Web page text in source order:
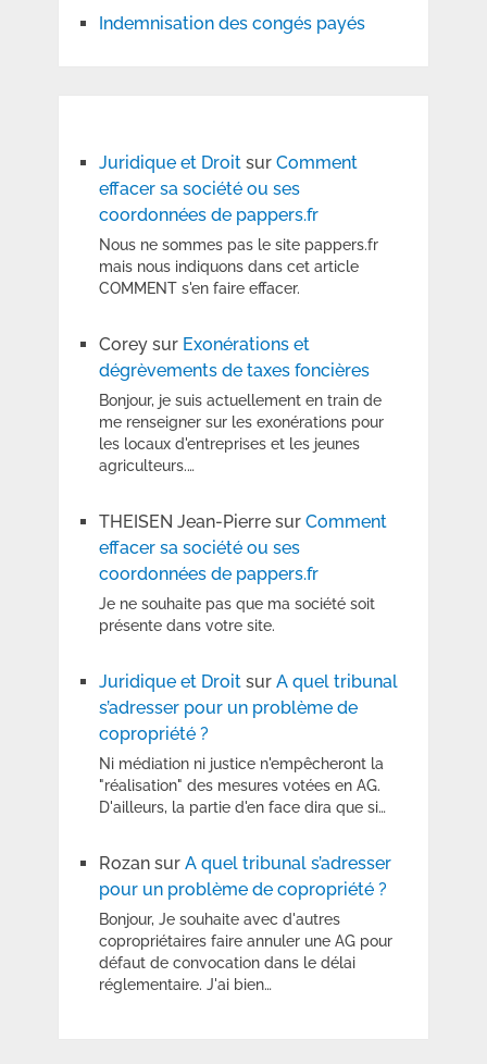
Indemnisation des congés payés
Juridique et Droitsur Comment
effacer sa société ou ses
coordonnées de pappers.fr
Nous ne sommes pas le site pappers.fr
mais nous indiquons dans cet article
COMMENT s'en faire effacer.
Coreysur Exonérations et
dégrèvements de taxes foncières
Bonjour, je suis actuellement en train de
me renseigner sur les exonérations pour
les locaux d'entreprises et les jeunes
agriculteurs.…
THEISEN Jean-Pierresur Comment
effacer sa société ou ses
coordonnées de pappers.fr
Je ne souhaite pas que ma société soit
présente dans votre site.
Juridique et Droitsur A quel tribunal
s’adresser pour un problème de
copropriété ?
Ni médiation ni justice n'empêcheront la
"réalisation" des mesures votées en AG.
D'ailleurs, la partie d'en face dira que si…
Rozansur A quel tribunal s’adresser
pour un problème de copropriété ?
Bonjour, Je souhaite avec d'autres
copropriétaires faire annuler une AG pour
défaut de convocation dans le délai
réglementaire. J'ai bien…